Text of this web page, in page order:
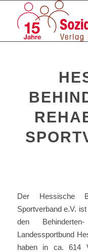
Der Hessische
Sportverband e.V.
den
Landessportbund
haben in ca. 614